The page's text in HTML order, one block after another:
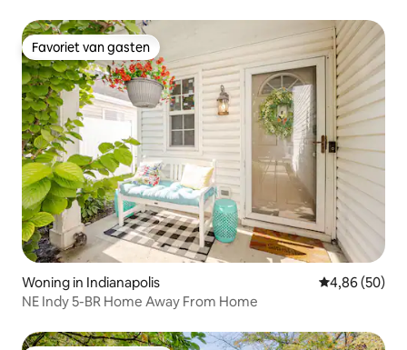
Favoriet van gasten
Favoriet van gasten
Woning in Indianapolis Gemiddelde
4,86 (50)
NE Indy 5-BR Home Away From Home